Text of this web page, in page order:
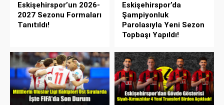
Eskişehirspor’un 2026-
2027 Sezonu Formaları
Tanıtıldı!
Eskişehirspor’da
Şampiyonluk
Parolasıyla Yeni Sezon
Topbaşı Yapıldı!